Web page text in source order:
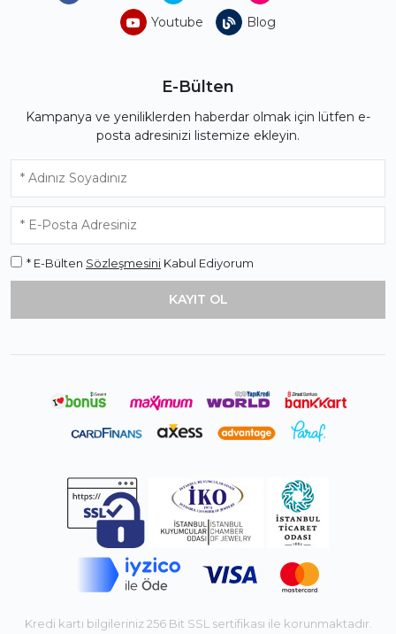
Youtube
Blog
E-Bülten
Kampanya ve yeniliklerden haberdar olmak için lütfen e-
posta adresinizi listemize ekleyin.
* E-Bülten Sözleşmesini Kabul Ediyorum
Kredi kartı bilgileriniz 256 Bit SSL sertifikası ile korunmaktadır.